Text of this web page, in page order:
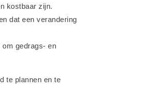
kostbaar zijn.
dat een verandering
gedrags- en
te plannen en te